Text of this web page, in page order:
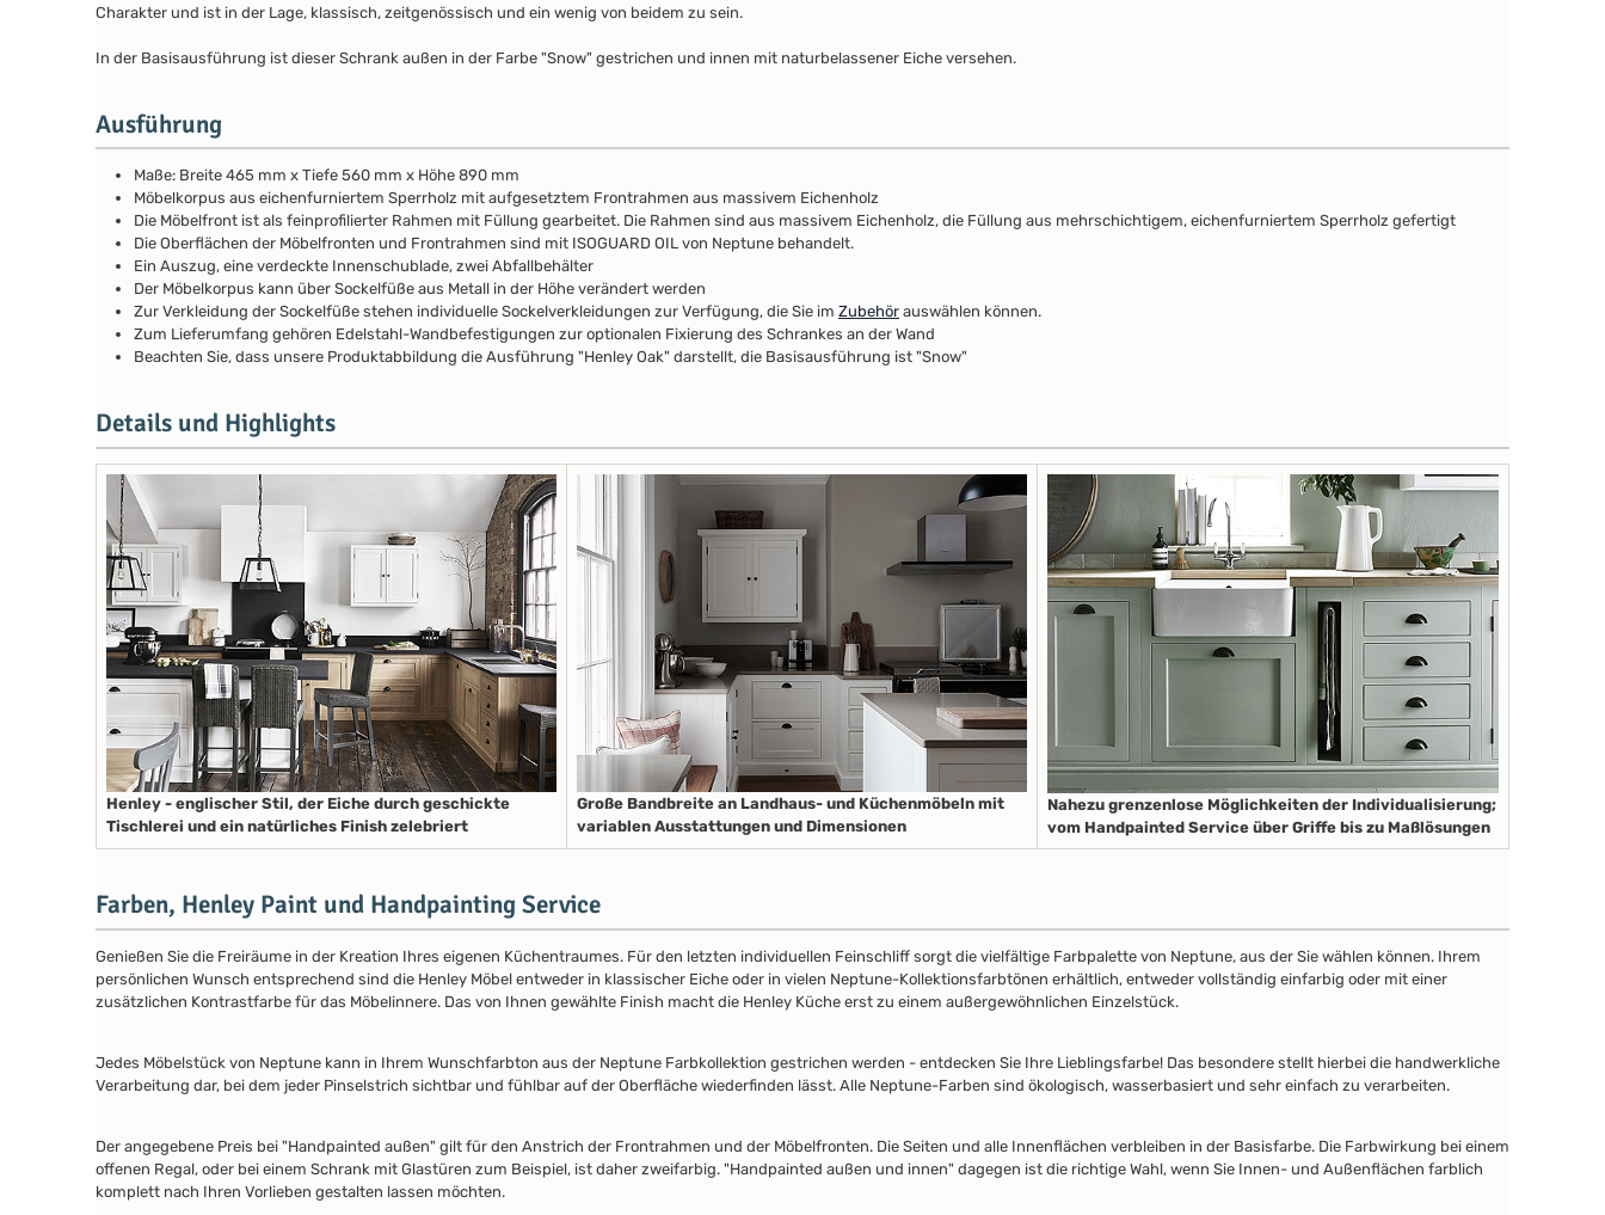
Charakter und ist in der Lage, klassisch, zeitgenössisch und ein wenig von beidem zu sein.
In der Basisausführung ist dieser Schrank außen in der Farbe "Snow" gestrichen und innen mit naturbelassener Eiche versehen.
Ausführung
Maße: Breite 465 mm x Tiefe 560 mm x Höhe 890 mm
Möbelkorpus aus eichenfurniertem Sperrholz mit aufgesetztem Frontrahmen aus massivem Eichenholz
Die Möbelfront ist als feinprofilierter Rahmen mit Füllung gearbeitet. Die Rahmen sind aus massivem Eichenholz, die Füllung aus mehrschichtigem, eichenfurniertem Sperrholz gefertigt
Die Oberflächen der Möbelfronten und Frontrahmen sind mit ISOGUARD OIL von Neptune behandelt.
Ein Auszug, eine verdeckte Innenschublade, zwei Abfallbehälter
Der Möbelkorpus kann über Sockelfüße aus Metall in der Höhe verändert werden
Zur Verkleidung der Sockelfüße stehen individuelle Sockelverkleidungen zur Verfügung, die Sie im Zubehör auswählen können.
Zum Lieferumfang gehören Edelstahl-Wandbefestigungen zur optionalen Fixierung des Schrankes an der Wand
Beachten Sie, dass unsere Produktabbildung die Ausführung "Henley Oak" darstellt, die Basisausführung ist "Snow"
Details und Highlights
Henley - englischer Stil, der Eiche durch geschickte
Tischlerei und ein natürliches Finish zelebriert
Große Bandbreite an Landhaus- und Küchenmöbeln mit
variablen Ausstattungen und Dimensionen
Nahezu grenzenlose Möglichkeiten der Individualisierung;
vom Handpainted Service über Griffe bis zu Maßlösungen
Farben, Henley Paint und Handpainting Service
Genießen Sie die Freiräume in der Kreation Ihres eigenen Küchentraumes. Für den letzten individuellen Feinschliff sorgt die vielfältige Farbpalette von Neptune, aus der Sie wählen können. Ihrem
persönlichen Wunsch entsprechend sind die Henley Möbel entweder in klassischer Eiche oder in vielen Neptune-Kollektionsfarbtönen erhältlich, entweder vollständig einfarbig oder mit einer
zusätzlichen Kontrastfarbe für das Möbelinnere. Das von Ihnen gewählte Finish macht die Henley Küche erst zu einem außergewöhnlichen Einzelstück.
Jedes Möbelstück von Neptune kann in Ihrem Wunschfarbton aus der Neptune Farbkollektion gestrichen werden - entdecken Sie Ihre Lieblingsfarbe! Das besondere stellt hierbei die handwerkliche
Verarbeitung dar, bei dem jeder Pinselstrich sichtbar und fühlbar auf der Oberfläche wiederfinden lässt. Alle Neptune-Farben sind ökologisch, wasserbasiert und sehr einfach zu verarbeiten.
Der angegebene Preis bei "Handpainted außen" gilt für den Anstrich der Frontrahmen und der Möbelfronten. Die Seiten und alle Innenflächen verbleiben in der Basisfarbe. Die Farbwirkung bei einem
offenen Regal, oder bei einem Schrank mit Glastüren zum Beispiel, ist daher zweifarbig. "Handpainted außen und innen" dagegen ist die richtige Wahl, wenn Sie Innen- und Außenflächen farblich
komplett nach Ihren Vorlieben gestalten lassen möchten.